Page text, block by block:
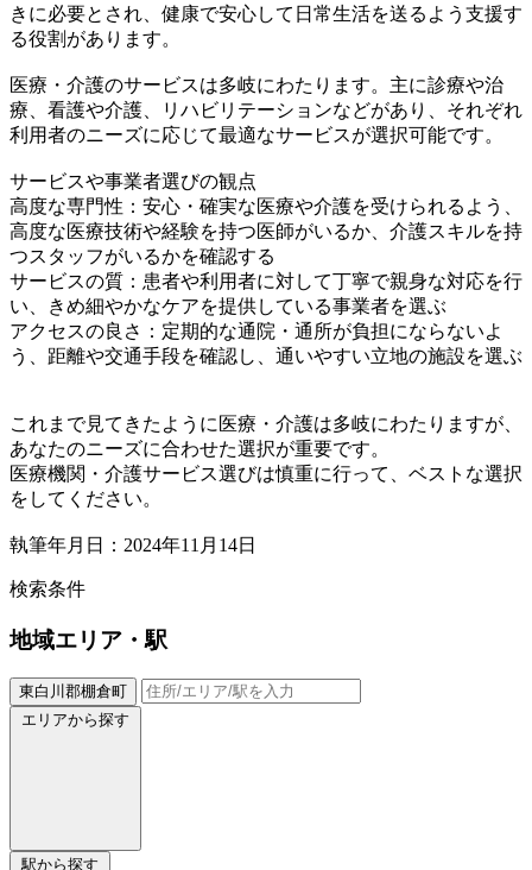
きに必要とされ、健康で安心して日常生活を送るよう支援す
る役割があります。
医療・介護のサービスは多岐にわたります。主に診療や治
療、看護や介護、リハビリテーションなどがあり、それぞれ
利用者のニーズに応じて最適なサービスが選択可能です。
サービスや事業者選びの観点
高度な専門性：安心・確実な医療や介護を受けられるよう、
高度な医療技術や経験を持つ医師がいるか、介護スキルを持
つスタッフがいるかを確認する
サービスの質：患者や利用者に対して丁寧で親身な対応を行
い、きめ細やかなケアを提供している事業者を選ぶ
アクセスの良さ：定期的な通院・通所が負担にならないよ
う、距離や交通手段を確認し、通いやすい立地の施設を選ぶ
これまで見てきたように医療・介護は多岐にわたりますが、
あなたのニーズに合わせた選択が重要です。
医療機関・介護サービス選びは慎重に行って、ベストな選択
をしてください。
執筆年月日：2024年11月14日
検索条件
地域エリア・駅
東白川郡棚倉町
エリアから探す
駅から探す